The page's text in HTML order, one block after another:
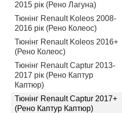
2015 рік (Рено Лагуна)
Тюнінг Renault Koleos 2008-
2016 рік (Рено Колеос)
Тюнінг Renault Koleos 2016+
(Рено Колеос)
Тюнінг Renault Captur 2013-
2017 рік (Рено Каптур
Каптюр)
Тюнінг Renault Captur 2017+
(Рено Каптур Каптюр)